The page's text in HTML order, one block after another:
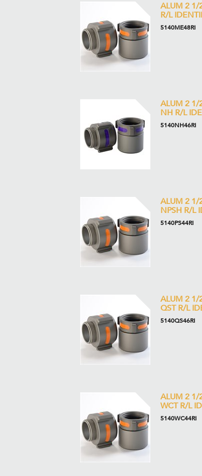
ALUM 2 1/
R/L
5140ME48RI
ALUM 2 1/
NH R/L
5140NH46RI
ALUM 2 1/
NPSH R/L
5140PS44RI
ALUM 2 1/
QST R/L
5140QS46RI
ALUM 2 1/
WCT R/L
5140WC44RI